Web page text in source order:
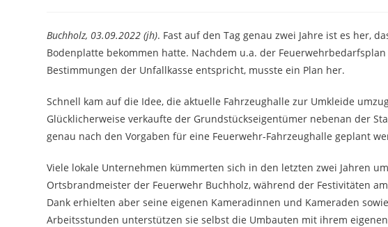
Buchholz, 03.09.2022 (jh). Fast auf den Tag genau zwei Jahre ist es her,
Bodenplatte bekommen hatte. Nachdem u.a. der
Bestimmungen der Unfallkasse entspricht, musste ein Plan her.
Schnell kam auf die Idee, die aktuelle Fahrzeughalle zur Umkleide
Glücklicherweise verkaufte der Grundstückseigentümer nebenan der
genau nach den Vorgaben für eine Feuerwehr-Fahrzeughalle geplant
Viele lokale Unternehmen kümmerten sich in den letzten zwei Jahren
Ortsbrandmeister der Feuerwehr Buchholz, während der Festivitäten
Dank erhielten aber seine eigenen Kameradinnen und Kameraden
Arbeitsstunden unterstützen sie selbst die Umbauten mit ihrem